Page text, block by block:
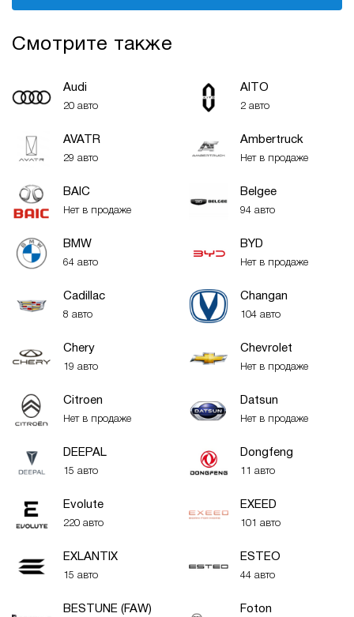
Смотрите также
Audi
20 авто
AITO
2 авто
AVATR
29 авто
Ambertruck
Нет в продаже
BAIC
Нет в продаже
Belgee
94 авто
BMW
64 авто
BYD
Нет в продаже
Cadillac
8 авто
Changan
104 авто
Chery
19 авто
Chevrolet
Нет в продаже
Citroen
Нет в продаже
Datsun
Нет в продаже
DEEPAL
15 авто
Dongfeng
11 авто
Evolute
220 авто
EXEED
101 авто
EXLANTIX
15 авто
ESTEO
44 авто
BESTUNE (FAW) Foton